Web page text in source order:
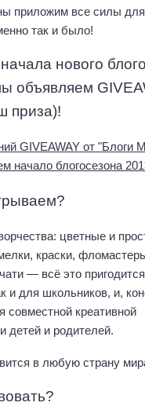
приложим все силы для
так и было!
нового
объявляем
приза)!
цветные и
краски,
— всё это
и для школьников, и,
совместной креативной
детей и родителей.
в любую страну